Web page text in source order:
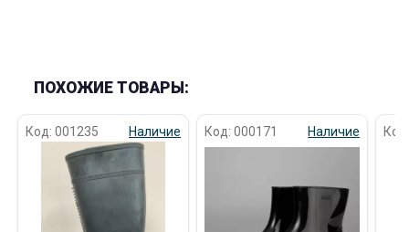
ПОХОЖИЕ ТОВАРЫ:
Код: 001235 Наличие Код: 000171 Наличие